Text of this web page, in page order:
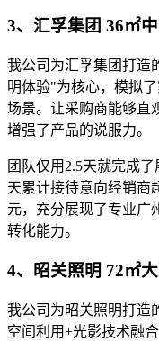
3、汇孚集团 36㎡
我公司为汇孚集团打造
明体验"为核心，模拟
场景。让采购商能够直
增强了产品的说服力。
团队仅用2.5天就完成
天累计接待意向经销商
元，充分展现了专业广
转化能力。
4、昭关照明 72㎡
我公司为昭关照明打造
空间利用+光影技术融